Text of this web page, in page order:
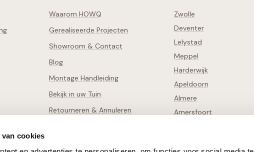
cookies
Waarom HOWQ
Gerealiseerde Projecten
Showroom & Contact
Blog
Montage Handleiding
Bekijk in uw Tuin
Retourneren & Annuleren
Zwolle
Deventer
Lelystad
Meppel
Harderwijk
Apeldoorn
Almere
Amersfoort